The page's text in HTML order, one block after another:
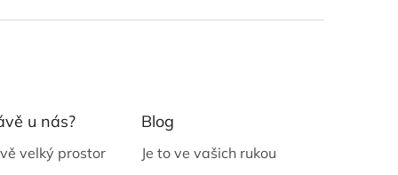
u nás?
velký prostor
Blog
Je to ve vašich rukou